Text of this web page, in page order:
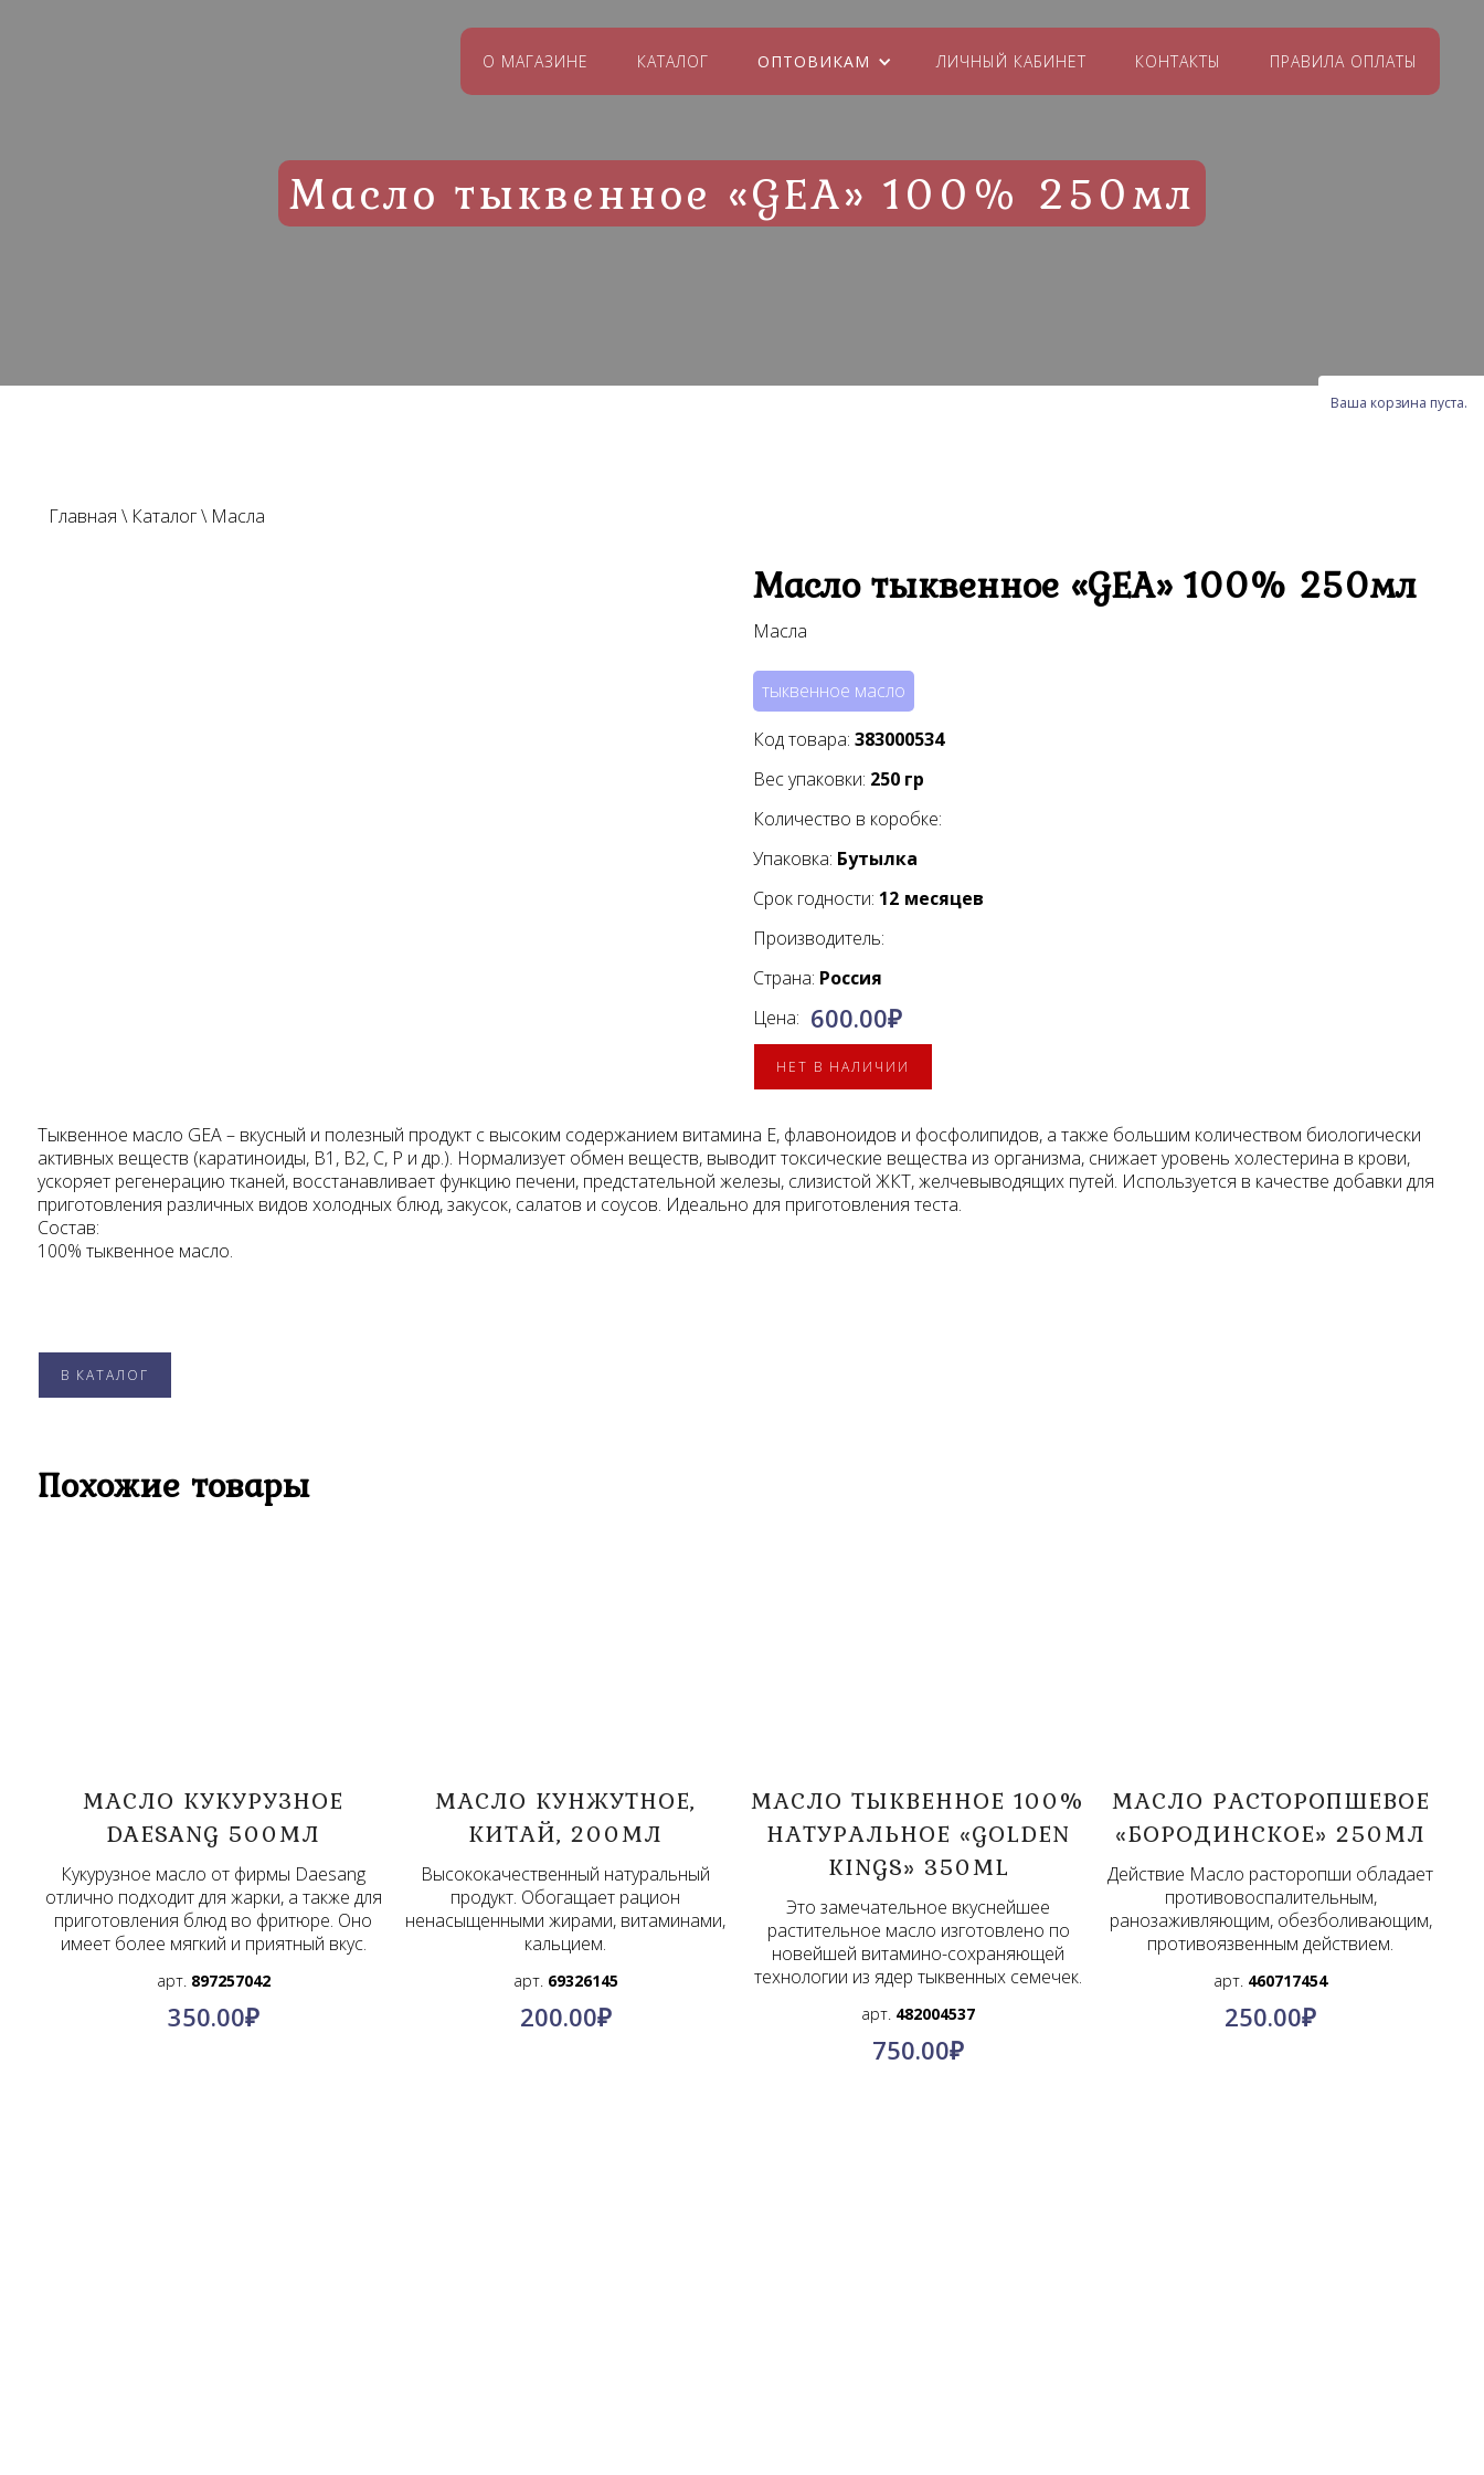
О МАГАЗИНЕ КАТАЛОГ ОПТОВИКАМ ЛИЧНЫЙ КАБИНЕТ КОНТАКТЫ ПРАВИЛА ОПЛАТЫ
Масло тыквенное «GEA» 100% 250мл
Ваша корзина пуста.
Главная \ Каталог\ Масла
Масло тыквенное «GEA» 100% 250мл
Масла
тыквенное масло
Код товара: 383000534
Вес упаковки: 250 гр
Количество в коробке:
Упаковка: Бутылка
Срок годности: 12 месяцев
Производитель:
Страна: Россия
Цена: 600.00₽
НЕТ В НАЛИЧИИ
Тыквенное масло GEA – вкусный и полезный продукт с высоким содержанием витамина Е, флавоноидов и фосфолипидов, а также большим количеством биологически
активных веществ (каратиноиды, В1, В2, С, Р и др.). Нормализует обмен веществ, выводит токсические вещества из организма, снижает уровень холестерина в крови,
ускоряет регенерацию тканей, восстанавливает функцию печени, предстательной железы, слизистой ЖКТ, желчевыводящих путей. Используется в качестве добавки для
приготовления различных видов холодных блюд, закусок, салатов и соусов. Идеально для приготовления теста.
Состав:
100% тыквенное масло.
В КАТАЛОГ
Похожие товары
МАСЛО КУКУРУЗНОЕ
DAESANG 500МЛ
Кукурузное масло от фирмы Daesang
отлично подходит для жарки, а также для
приготовления блюд во фритюре. Оно
имеет более мягкий и приятный вкус.
арт. 897257042
350.00₽
МАСЛО КУНЖУТНОЕ,
КИТАЙ, 200МЛ
Высококачественный натуральный
продукт. Обогащает рацион
ненасыщенными жирами, витаминами,
кальцием.
арт. 69326145
200.00₽
МАСЛО ТЫКВЕННОЕ 100%
НАТУРАЛЬНОЕ «GOLDEN
KINGS» 350ML
Это замечательное вкуснейшее
растительное масло изготовлено по
новейшей витамино-сохраняющей
технологии из ядер тыквенных семечек.
арт. 482004537
750.00₽
МАСЛО РАСТОРОПШЕВОЕ
«БОРОДИНСКОЕ» 250МЛ
Действие Масло расторопши обладает
противовоспалительным,
ранозаживляющим, обезболивающим,
противоязвенным действием.
арт. 460717454
250.00₽